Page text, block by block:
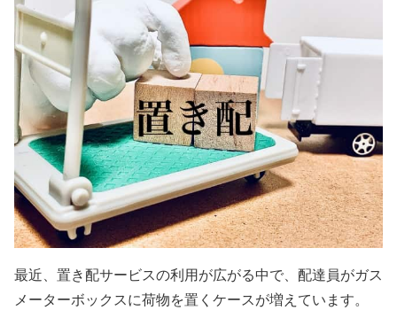
最近、置き配サービスの利用が広がる中で、配達員がガス
メーターボックスに荷物を置くケースが増えています。